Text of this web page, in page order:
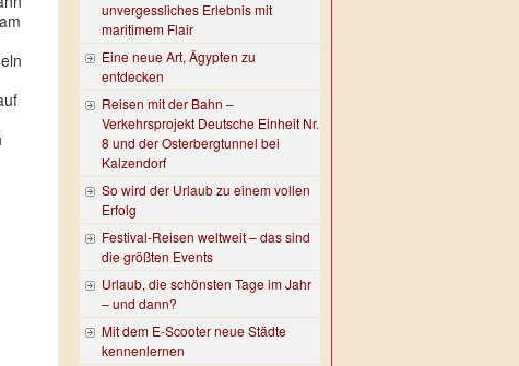
unvergessliches Erlebnis mit
maritimem Flair
Eine neue Art, Ägypten zu
entdecken
Reisen mit der Bahn –
Verkehrsprojekt Deutsche Einheit Nr.
8 und der Osterbergtunnel bei
Kalzendorf
So wird der Urlaub zu einem vollen
Erfolg
Festival-Reisen weltweit – das sind
die größten Events
Urlaub, die schönsten Tage im Jahr
– und dann?
Mit dem E-Scooter neue Städte
kennenlernen